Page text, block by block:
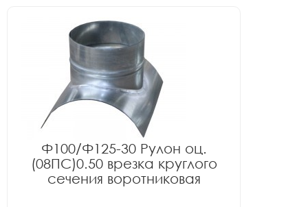
Ф100/Ф125-30 Рулон оц.
(08ПС)0.50 врезка круглого
сечения воротниковая